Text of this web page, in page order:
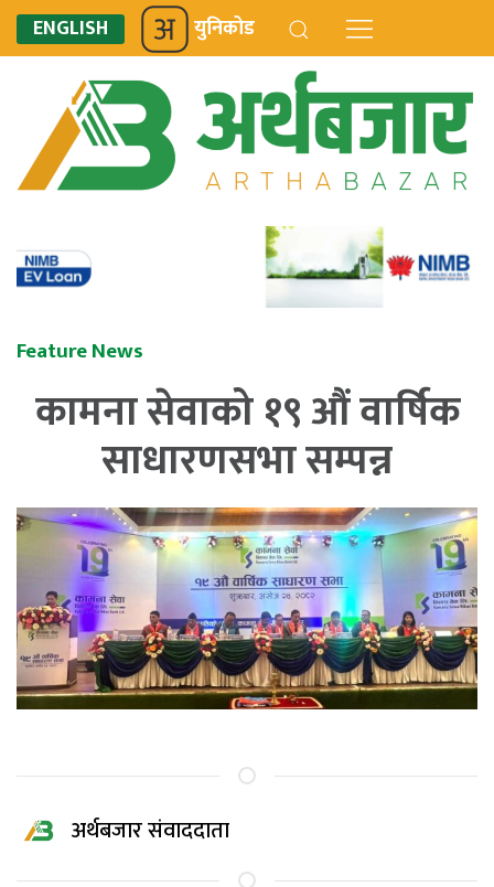
ENGLISH युनिकोड
Feature News
कामना सेवाको १९ औं वार्षिक
साधारणसभा सम्पन्न
अर्थबजार संवाददाता